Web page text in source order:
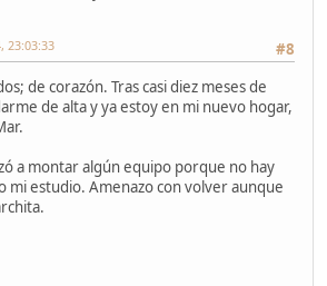
#8
23:03:33
de corazón. Tras casi diez meses de
de alta y ya estoy en mi nuevo hogar,
a montar algún equipo porque no hay
mi estudio. Amenazo con volver aunque